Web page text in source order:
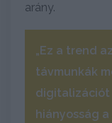
arány.
„Ez a trend
távmunkák
digitalizációt
hiányosság